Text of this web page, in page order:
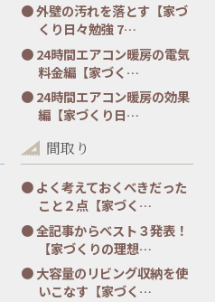
外壁の汚れを落とす【家づ
くり日々勉強 7…
24時間エアコン暖房の電気
料金編【家づく…
24時間エアコン暖房の効果
編【家づくり日…
間取り
よく考えておくべきだった
こと２点【家づく…
全記事からベスト３発表！
【家づくりの理想…
大容量のリビング収納を使
いこなす【家づく…